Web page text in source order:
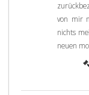
von mir
nichts
neuen